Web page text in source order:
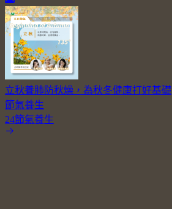
立秋養肺防秋燥，為秋冬健康打好基礎
節氣養生
24節氣養生